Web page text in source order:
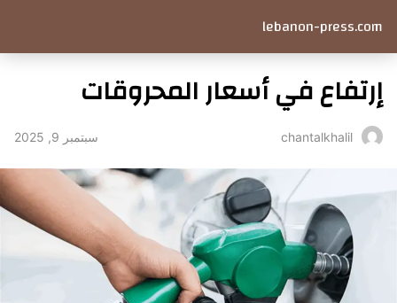
lebanon-press.com
إرتفاع في أسعار المحروقات
chantalkhalil سبتمبر 9, 2025